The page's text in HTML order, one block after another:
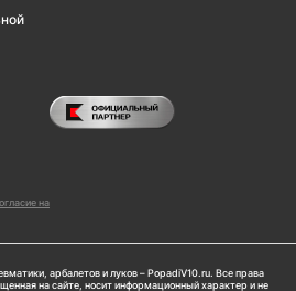
на
арбалетов и луков – PopadiV10.ru. Все права
на сайте, носит информационный характер и не